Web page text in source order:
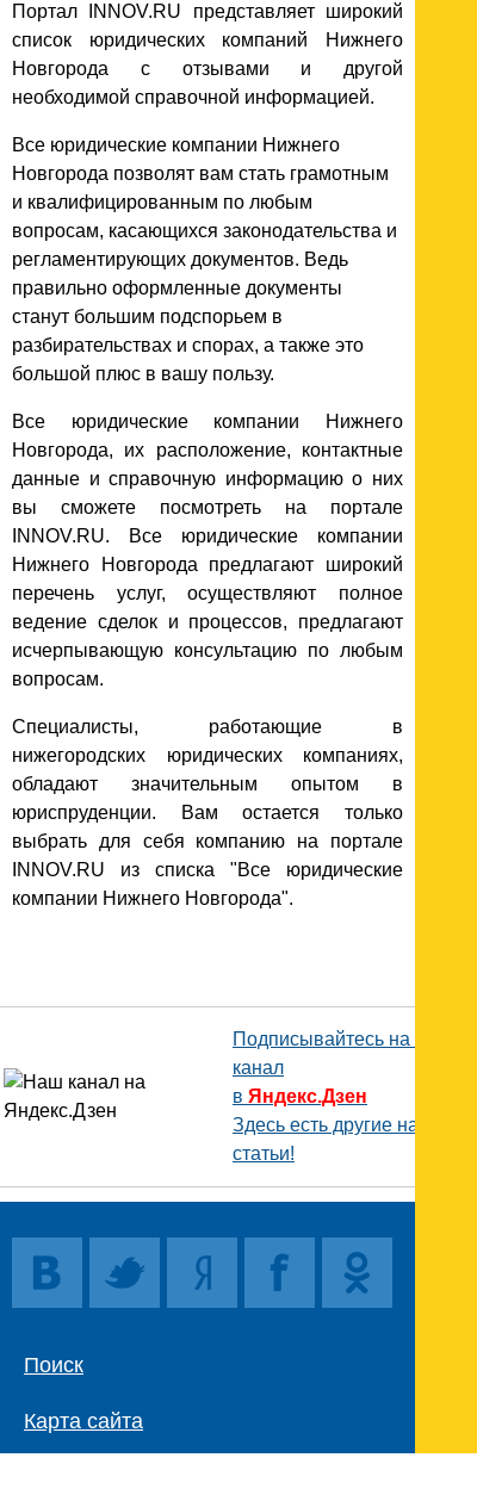
Портал INNOV.RU представляет широкий
список юридических компаний Нижнего
Новгорода с отзывами и другой
необходимой справочной информацией.
Все юридические компании Нижнего
Новгорода позволят вам стать грамотным
и квалифицированным по любым
вопросам, касающихся законодательства и
регламентирующих документов. Ведь
правильно оформленные документы
станут большим подспорьем в
разбирательствах и спорах, а также это
большой плюс в вашу пользу.
Все юридические компании Нижнего
Новгорода, их расположение, контактные
данные и справочную информацию о них
вы сможете посмотреть на портале
INNOV.RU. Все юридические компании
Нижнего Новгорода предлагают широкий
перечень услуг, осуществляют полное
ведение сделок и процессов, предлагают
исчерпывающую консультацию по любым
вопросам.
Специалисты, работающие в
нижегородских юридических компаниях,
обладают значительным опытом в
юриспруденции. Вам остается только
выбрать для себя компанию на портале
INNOV.RU из списка "Все юридические
компании Нижнего Новгорода".
Подписывайтесь на наш
канал
в Яндекс.Дзен
Здесь есть другие наши
статьи!
Поиск
Карта сайта